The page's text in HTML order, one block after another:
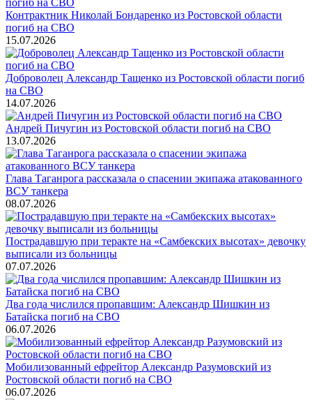
Контрактник Николай Бондаренко из Ростовской области
погиб на СВО
15.07.2026
Доброволец Александр Тащенко из Ростовской области погиб
на СВО
14.07.2026
Андрей Пичугин из Ростовской области погиб на СВО
13.07.2026
Глава Таганрога рассказала о спасении экипажа атакованного
ВСУ танкера
08.07.2026
Пострадавшую при теракте на «Самбекских высотах» девочку
выписали из больницы
07.07.2026
Два года числился пропавшим: Александр Шишкин из
Батайска погиб на СВО
06.07.2026
Мобилизованный ефрейтор Александр Разумовский из
Ростовской области погиб на СВО
06.07.2026